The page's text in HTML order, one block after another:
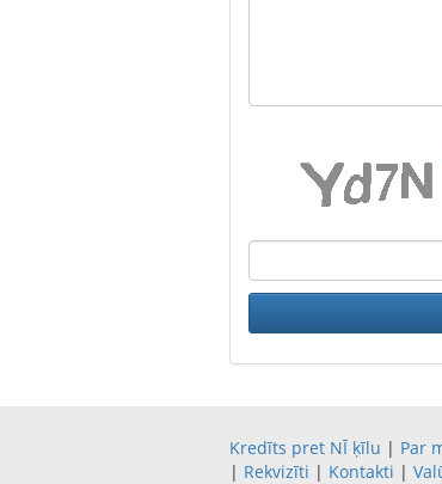
Kredīts pret NĪ ķīlu | Par
| Rekvizīti | Kontakti |